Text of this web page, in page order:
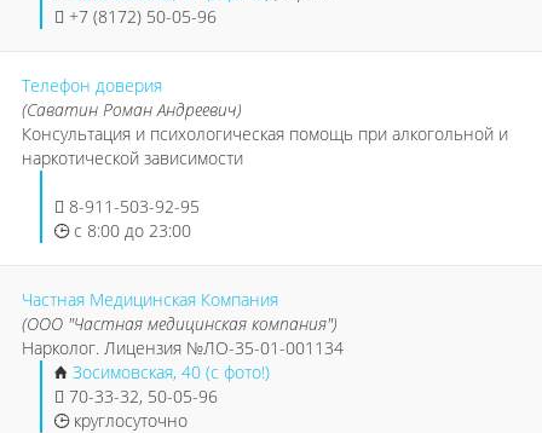
+7 (8172) 50-05-96
Телефон доверия
(Саватин Роман Андреевич)
Консультация и психологическая помощь при алкогольной и
наркотической зависимости
8-911-503-92-95
с 8:00 до 23:00
Частная Медицинская Компания
(ООО "Частная медицинская компания")
Нарколог. Лицензия №ЛО-35-01-001134
Зосимовская, 40 (с фото!)
70-33-32, 50-05-96
круглосуточно